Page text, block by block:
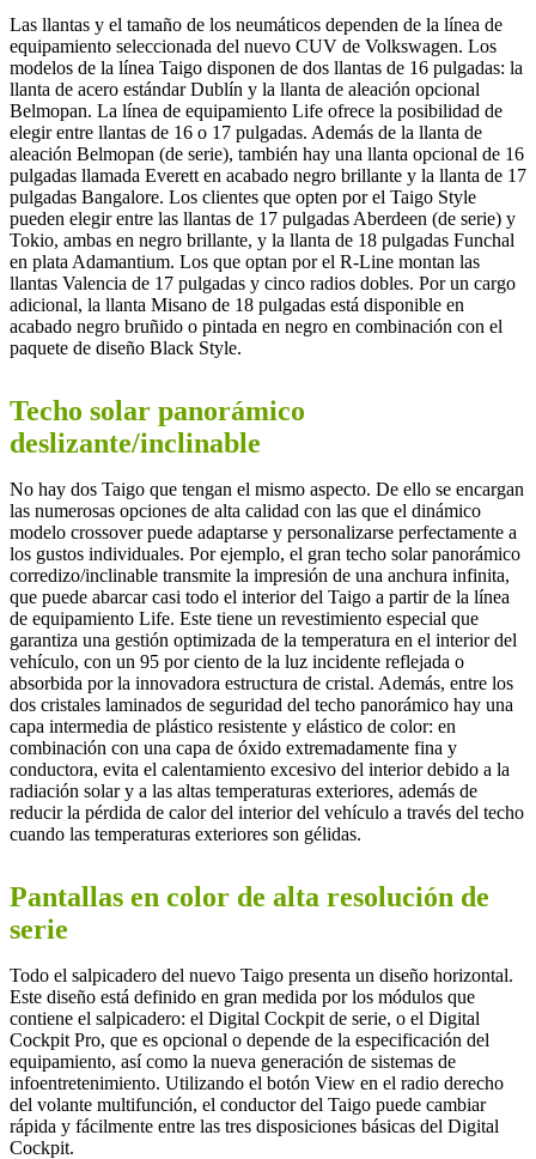
Las llantas y el tamaño de los neumáticos dependen de la línea de
equipamiento seleccionada del nuevo CUV de Volkswagen. Los
modelos de la línea Taigo disponen de dos llantas de 16 pulgadas: la
llanta de acero estándar Dublín y la llanta de aleación opcional
Belmopan. La línea de equipamiento Life ofrece la posibilidad de
elegir entre llantas de 16 o 17 pulgadas. Además de la llanta de
aleación Belmopan (de serie), también hay una llanta opcional de 16
pulgadas llamada Everett en acabado negro brillante y la llanta de 17
pulgadas Bangalore. Los clientes que opten por el Taigo Style
pueden elegir entre las llantas de 17 pulgadas Aberdeen (de serie) y
Tokio, ambas en negro brillante, y la llanta de 18 pulgadas Funchal
en plata Adamantium. Los que optan por el R-Line montan las
llantas Valencia de 17 pulgadas y cinco radios dobles. Por un cargo
adicional, la llanta Misano de 18 pulgadas está disponible en
acabado negro bruñido o pintada en negro en combinación con el
paquete de diseño Black Style.
Techo solar panorámico
deslizante/inclinable
No hay dos Taigo que tengan el mismo aspecto. De ello se encargan
las numerosas opciones de alta calidad con las que el dinámico
modelo crossover puede adaptarse y personalizarse perfectamente a
los gustos individuales. Por ejemplo, el gran techo solar panorámico
corredizo/inclinable transmite la impresión de una anchura infinita,
que puede abarcar casi todo el interior del Taigo a partir de la línea
de equipamiento Life. Este tiene un revestimiento especial que
garantiza una gestión optimizada de la temperatura en el interior del
vehículo, con un 95 por ciento de la luz incidente reflejada o
absorbida por la innovadora estructura de cristal. Además, entre los
dos cristales laminados de seguridad del techo panorámico hay una
capa intermedia de plástico resistente y elástico de color: en
combinación con una capa de óxido extremadamente fina y
conductora, evita el calentamiento excesivo del interior debido a la
radiación solar y a las altas temperaturas exteriores, además de
reducir la pérdida de calor del interior del vehículo a través del techo
cuando las temperaturas exteriores son gélidas.
Pantallas en color de alta resolución de
serie
Todo el salpicadero del nuevo Taigo presenta un diseño horizontal.
Este diseño está definido en gran medida por los módulos que
contiene el salpicadero: el Digital Cockpit de serie, o el Digital
Cockpit Pro, que es opcional o depende de la especificación del
equipamiento, así como la nueva generación de sistemas de
infoentretenimiento. Utilizando el botón View en el radio derecho
del volante multifunción, el conductor del Taigo puede cambiar
rápida y fácilmente entre las tres disposiciones básicas del Digital
Cockpit.